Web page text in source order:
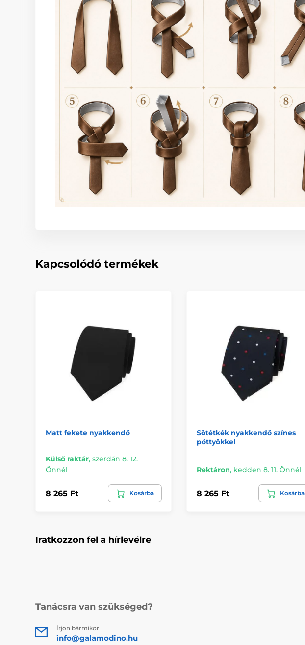
Kapcsolódó termékek
Matt fekete nyakkendő
Külső raktár, szerdán 8. 12.
Önnél
8 265 Ft Kosárba
Sötétkék nyakkendő színes
pöttyökkel
Rektáron, kedden 8. 11. Önnél
8 265 Ft Kosárba
Iratkozzon fel a hírlevélre
Tanácsra van szükséged?
Írjon bármikor
info@galamodino.hu